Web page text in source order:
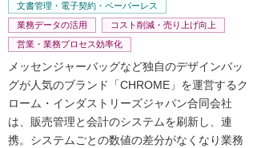
文書管理・電子契約・ペーパーレス
業務データの活用
コスト削減・売り上げ向上
営業・業務プロセス効率化
メッセンジャーバッグなど独自のデザインバッ
グが人気のブランド「CHROME」を運営するク
ローム・インダストリーズジャパン合同会社
は、販売管理と会計のシステムを刷新し、連
携。システムごとの数値の差分がなくなり業務